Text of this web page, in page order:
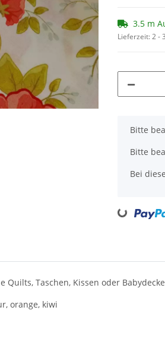
3.5 m
Lieferzeit:2 -
x
Bitte
Bitte
Bei
Loading...
Taschen, Kissen oder
orange, kiwi